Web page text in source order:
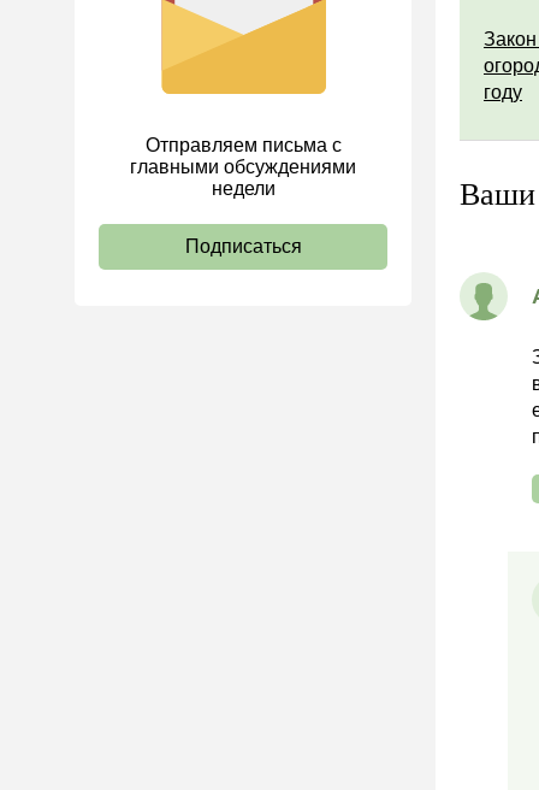
Отправляем письма с
главными обсуждениями
недели
Подписаться
году
Ваши